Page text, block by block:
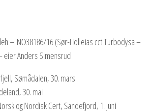
– NO38186/16 (Sør-Holleias cct Turbodysa –
eier Anders Simensrud
Sømådalen, 30. mars
30. mai
og Nordisk Cert, Sandefjord, 1. juni